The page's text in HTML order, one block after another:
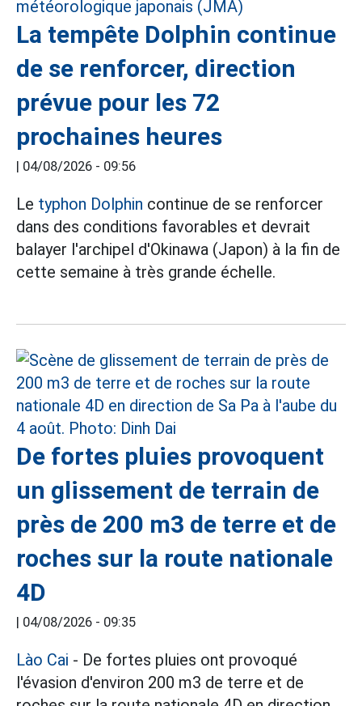
La tempête Dolphin continue
de se renforcer, direction
prévue pour les 72
prochaines heures
| 04/08/2026 - 09:56
Le typhon Dolphin continue de se renforcer
dans des conditions favorables et devrait
balayer l'archipel d'Okinawa (Japon) à la fin de
cette semaine à très grande échelle.
De fortes pluies provoquent
un glissement de terrain de
près de 200 m3 de terre et de
roches sur la route nationale
4D
| 04/08/2026 - 09:35
Lào Cai - De fortes pluies ont provoqué
l'évasion d'environ 200 m3 de terre et de